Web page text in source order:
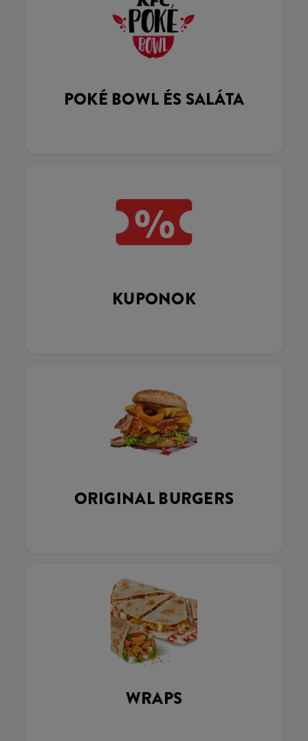
POKÉ BOWL ÉS SALÁTA
KUPONOK
ORIGINAL BURGERS
WRAPS